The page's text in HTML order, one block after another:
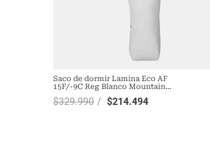
Saco de dormir Lamina Eco AF
15F/-9C Reg Blanco Mountain
Hardwear
$329.990 $214.494